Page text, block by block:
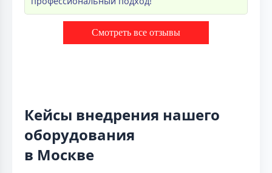
Смотреть все отзывы
Кейсы внедрения нашего
оборудования
в Москве